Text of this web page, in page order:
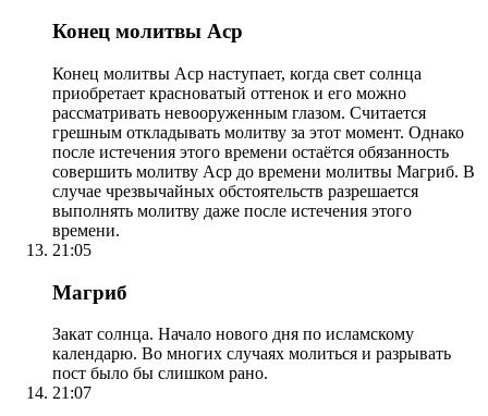
Конец молитвы Аср
Конец молитвы Аср наступает, когда свет солнца
приобретает красноватый оттенок и его можно
рассматривать невооруженным глазом. Считается
грешным откладывать молитву за этот момент. Однако
после истечения этого времени остаётся обязанность
совершить молитву Аср до времени молитвы Магриб. В
случае чрезвычайных обстоятельств разрешается
выполнять молитву даже после истечения этого
времени.
21:05
Магриб
Закат солнца. Начало нового дня по исламскому
календарю. Во многих случаях молиться и разрывать
пост было бы слишком рано.
21:07